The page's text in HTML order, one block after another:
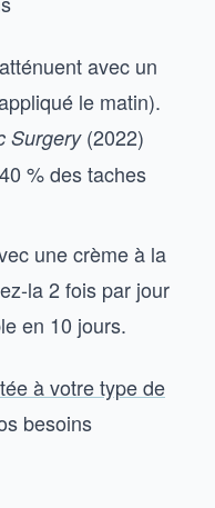
avec un
le matin).
Surgery(2022)
% des taches
une crème à la
la 2 fois par jour
en 10 jours.
à votre type de
besoins